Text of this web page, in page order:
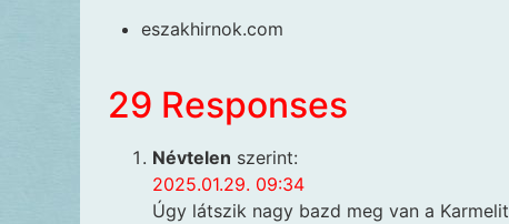
eszakhirnok.com
29 Responses
Névtelen szerint:
2025.01.29. 09:34
Úgy látszik nagy bazd meg van a